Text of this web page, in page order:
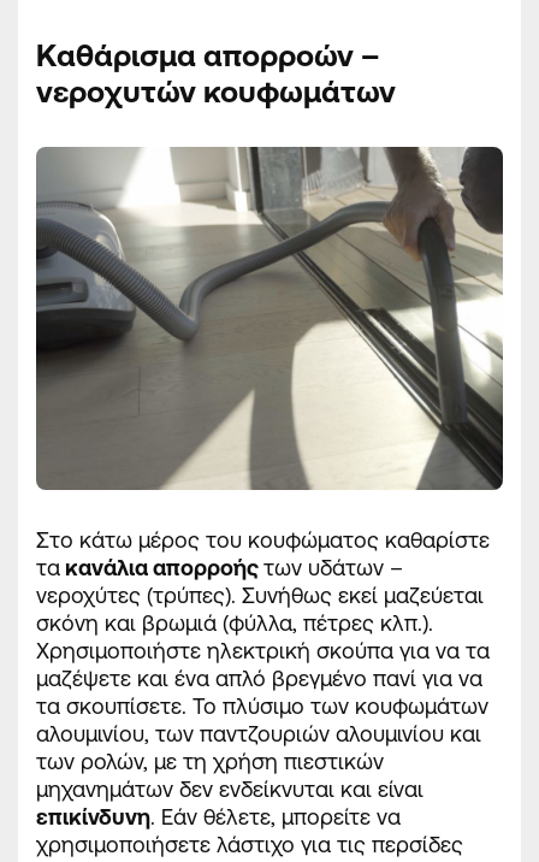
Καθάρισμα απορροών –
νεροχυτών κουφωμάτων
Στο κάτω μέρος του κουφώματος καθαρίστε
τα κανάλια απορροήςτων υδάτων –
νεροχύτες (τρύπες). Συνήθως εκεί μαζεύεται
σκόνη και βρωμιά (φύλλα, πέτρες κλπ.).
Χρησιμοποιήστε ηλεκτρική σκούπα για να τα
μαζέψετε και ένα απλό βρεγμένο πανί για να
τα σκουπίσετε. Το πλύσιμο των κουφωμάτων
αλουμινίου, των παντζουριών αλουμινίου και
των ρολών, με τη χρήση πιεστικών
μηχανημάτων δεν ενδείκνυται και είναι
επικίνδυνη. Εάν θέλετε, μπορείτε να
χρησιμοποιήσετε λάστιχο για τις περσίδες